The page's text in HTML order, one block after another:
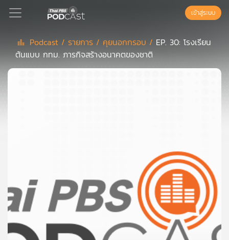
Podcast
ย์
ลิ
สต์
ของ
คุณ
เข้าสู่ระบบ
Podcast / รายการ / คุยนอกกรอบ / EP. 30: โรงเรียน
ต้นแบบ กทม. ภารกิจสร้างอนาคตของชาติ